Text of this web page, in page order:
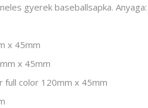
gyerek baseballsapka.
x 45mm
x 45mm
full color 120mm x 45mm